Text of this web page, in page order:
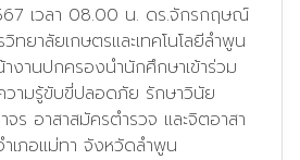
เวลา 08.00 น. ดร.จักรกฤษณ์
ทยาลัยเกษตรและเทคโนโลยีลำพูน
งานปกครองนำนักศึกษาเข้าร่วม
วามรู้ขับขี่ปลอดภัย รักษาวินัย
จร อาสาสมัครตำรวจ และจิตอาสา
เภอแม่ทา จังหวัดลำพูน